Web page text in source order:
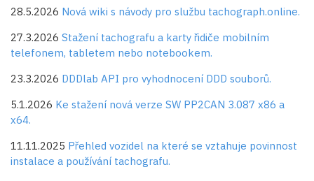
28.5.2026 Nová wiki s návody pro službu tachograph.online.
27.3.2026 Stažení tachografu a karty řidiče mobilním
telefonem, tabletem nebo notebookem.
23.3.2026 DDDlab API pro vyhodnocení DDD souborů.
5.1.2026 Ke stažení nová verze SW PP2CAN 3.087 x86 a
x64.
11.11.2025 Přehled vozidel na které se vztahuje povinnost
instalace a používání tachografu.